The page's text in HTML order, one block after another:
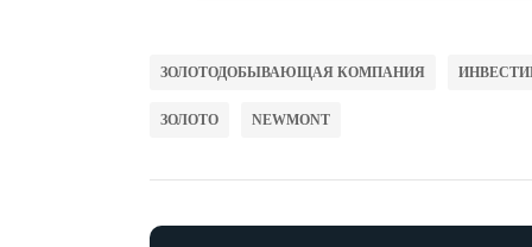
ЗОЛОТОДОБЫВАЮЩАЯ КОМПАНИЯ
ЗОЛОТО NEWMONT